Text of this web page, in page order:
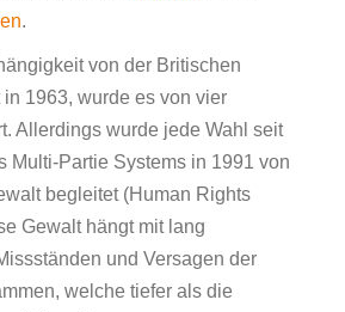
.
von der Britischen
1963, wurde es von vier
Allerdings wurde jede Wahl seit
Multi-Partie Systems in 1991 von
begleitet (Human Rights
Gewalt hängt mit lang
und Versagen der
welche tiefer als die